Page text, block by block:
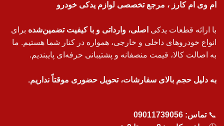
ام وی ام کارز ، مرجع تخصصی لوازم یدکی خودرو
با ارائه قطعات یدکی اصلی، وارداتی و با کیفیت تضمین‌شده برای
انواع خودروهای داخلی و خارجی، همواره در کنار شما هستیم. ما
به اصالت کالا، قیمت منصفانه و پشتیبانی حرفه‌ای پایبندیم.
به دلیل حجم بالای سفارشات، تحویل حضوری موقتاً نداریم.
📞تماس: 09011739056